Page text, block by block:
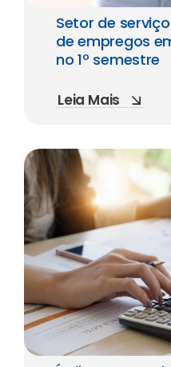
Setor de
de empregos
no 1º semestre
Leia Mais